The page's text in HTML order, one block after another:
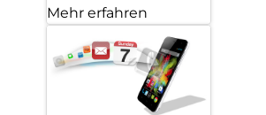
Mehr erfahren